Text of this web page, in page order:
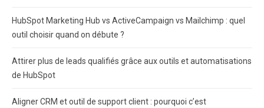
HubSpot Marketing Hub vs ActiveCampaign vs Mailchimp : quel
outil choisir quand on débute ?
Attirer plus de leads qualifiés grâce aux outils et automatisations
de HubSpot
Aligner CRM et outil de support client : pourquoi c’est